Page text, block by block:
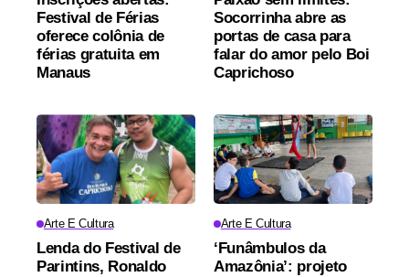
Festival de Férias
oferece colônia de
férias gratuita em
Manaus
Socorrinha abre as
portas de casa para
falar do amor pelo Boi
Caprichoso
Arte E Cultura
Lenda do Festival de
Parintins, Ronaldo
Arte E Cultura
‘Funâmbulos da
Amazônia’: projeto